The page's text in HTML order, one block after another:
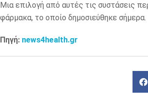
Μια επιλογή από αυτές τις συστάσεις
φάρμακα, το οποίο δημοσιεύθηκε σήμερα.
Πηγή: news4health.gr